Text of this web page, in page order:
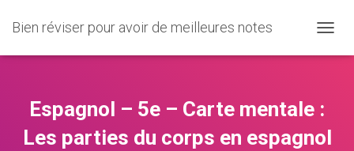
Bien réviser pour avoir de meilleures notes
U
/
F
Espagnol – 5e – Carte mentale :
Les parties du corps en espagnol